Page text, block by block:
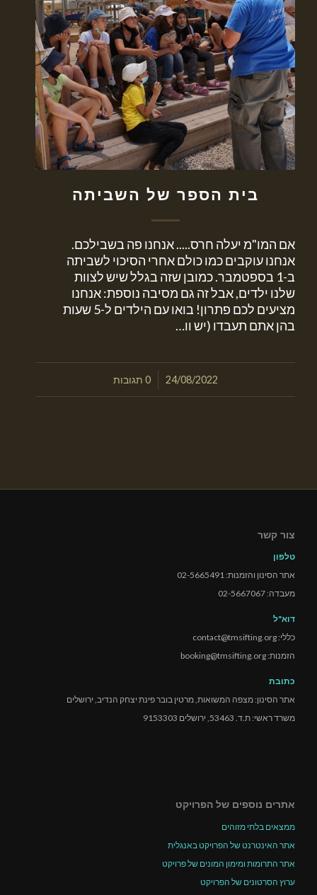
בית הספר של השביתה
אם המו"מ יעלה חרס..... אנחנו פה בשבילכם.
אנחנו עוקבים כמו כולם אחרי הסיכוי לשביתה
ב-1 בספטמבר. כמובן שזה בגלל שיש לצוות
שלנו ילדים, אבל זה גם מסיבה נוספת: אנחנו
מציעים לכם פתרון! בואו עם הילדים ל-5 שעות
בהן אתם תעבדו (יש וו…
24/08/2022
/ 0 תגובות
צור קשר
טלפון
אתר הסינון והזמנות: 02-5665491
מעבדה: 02-5667067
דוא"ל
כללי: contact@tmsifting.org
הזמנות: booking@tmsifting.org
כתובת
אתר הסינון: מצפה המשואות, מרטין בובר פינת יצחק הנדיב, ירושלים
משרד ראשי: ת.ד. 53463, ירושלים 9153303
אתרים נוספים של הפרויקט
ממצאים בלתי מזוהים
אתר האינטרנט של הפרויקט באנגלית
אתר התרומות ומימון המונים של פרויקט
ערוץ הסרטונים של הפרויקט